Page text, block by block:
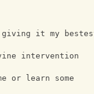
it my
intervention
or learn some